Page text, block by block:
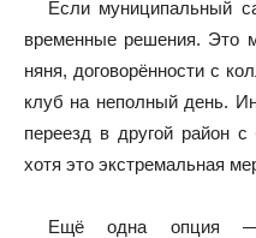
Если муниципальный
временные решения. Это
няня, договорённости с
клуб на неполный день.
переезд в другой район
хотя это экстремальная
Ещё одна опция —